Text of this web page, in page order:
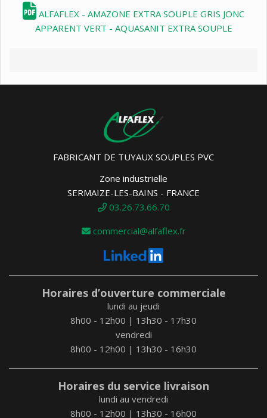
ALFAFLEX - AMAZONE EXTRA SOUPLE GRIS JONC
APPARENT VERT - AQUASANIT EXTRA SOUPLE
FABRICANT DE TUYAUX SOUPLES PVC
Zone industrielle
SERMAIZE-LES-BAINS - FRANCE
03.26.73.66.70
commercial@alfaflex.fr
Horaires d’ouverture commerciale
lundi au jeudi
8h00 - 12h00 | 13h30 - 17h30
vendredi
8h00 - 12h00 | 13h30 - 16h30
Horaires du service livraison
lundi au vendredi
8h00 - 12h00 | 13h30 - 16h00